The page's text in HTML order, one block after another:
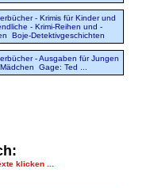
- Krimis für Kinder und
- Krimi-Reihen und -
Boje-Detektivgeschichten
- Ausgaben für Jungen
Gage: Ted ...
klicken ...